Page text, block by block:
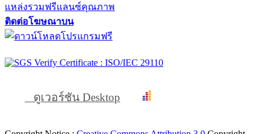
แหล่งรวมฟรีแลนซ์คุณภาพ
ติดต่อโฆษณาบน
ดูเวอร์ชัน Desktop